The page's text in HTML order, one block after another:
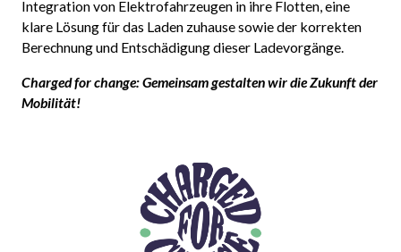
Integration von Elektrofahrzeugen in ihre Flotten, eine
klare Lösung für das Laden zuhause sowie der korrekten
Berechnung und Entschädigung dieser Ladevorgänge.
Charged for change: Gemeinsam gestalten wir die Zukunft der
Mobilität!